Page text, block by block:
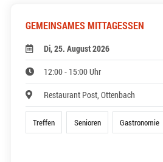
GEMEINSAMES MITTAGESSEN
Di, 25. August 2026
12:00 - 15:00 Uhr
Restaurant Post, Ottenbach
Treffen Senioren Gastronomie